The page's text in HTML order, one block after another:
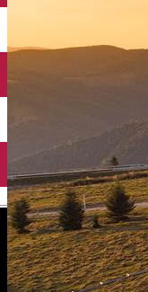
English